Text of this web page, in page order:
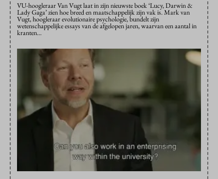
VU-hoogleraar Van Vugt laat in zijn nieuwste boek ‘Lucy, Darwin &
Lady Gaga’ zien hoe breed en maatschappelijk zijn vak is. Mark van
Vugt, hoogleraar evolutionaire psychologie, bundelt zijn
wetenschappelijke essays van de afgelopen jaren, waarvan een aantal in
kranten…